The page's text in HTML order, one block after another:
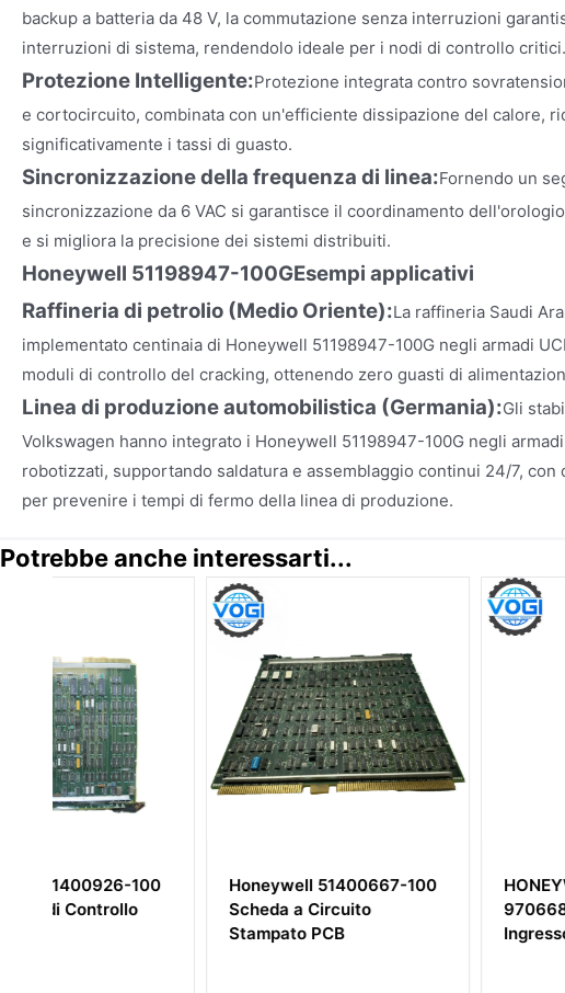
backup a batteria da 48 V, la commutazione senza interruzioni
interruzioni di sistema, rendendolo ideale per i nodi di controllo critici.
Protezione Intelligente:Protezione integrata contro
e cortocircuito, combinata con un'efficiente dissipazione del calore,
significativamente i tassi di guasto.
Sincronizzazione della frequenza di linea:Fornendo un
sincronizzazione da 6 VAC si garantisce il coordinamento
e si migliora la precisione dei sistemi distribuiti.
Honeywell 51198947-100GEsempi applicativi
Raffineria di petrolio (Medio Oriente):La raffineria Saudi
implementato centinaia di Honeywell 51198947-100G negli armadi
moduli di controllo del cracking, ottenendo zero guasti di
Linea di produzione automobilistica (Germania):Gli
Volkswagen hanno integrato i Honeywell 51198947-100G negli
robotizzati, supportando saldatura e assemblaggio continui 24/7, con
per prevenire i tempi di fermo della linea di produzione.
Potrebbe anche interessarti...
Honeywell 51400667-100
Scheda a Circuito
HONEYWELL TC-IDD321
97066878 Modulo di